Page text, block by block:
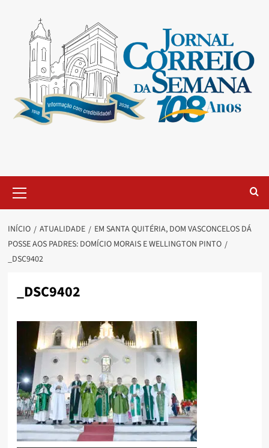
INÍCIO ATUALIDADE
EM SANTA QUITÉRIA, DOM VASCONCELOS DÁ
POSSE AOS PADRES: DOMÍCIO MORAIS E WELLINGTON PINTO
_DSC9402
_DSC9402